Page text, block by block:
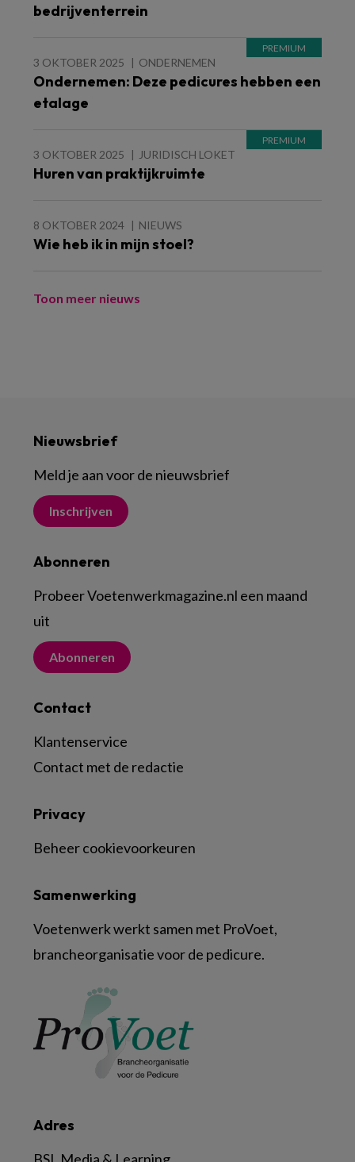
bedrijventerrein
3 OKTOBER 2025 ONDERNEMEN
Ondernemen: Deze pedicures hebben een
etalage
3 OKTOBER 2025 JURIDISCH LOKET
Huren van praktijkruimte
8 OKTOBER 2024 NIEUWS
Wie heb ik in mijn stoel?
Toon meer nieuws
Nieuwsbrief
Meld je aan voor de nieuwsbrief
Inschrijven
Abonneren
Probeer Voetenwerkmagazine.nl een maand
uit
Abonneren
Contact
Klantenservice
Contact met de redactie
Adres
Samenwerking
Voetenwerk werkt samen met ProVoet,
brancheorganisatie voor de pedicure.
Privacy
Beheer cookievoorkeuren